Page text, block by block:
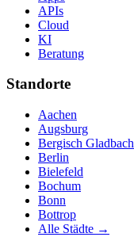
APIs
Cloud
KI
Beratung
Standorte
Aachen
Augsburg
Bergisch Gladbach
Berlin
Bielefeld
Bochum
Bonn
Bottrop
Alle Städte →